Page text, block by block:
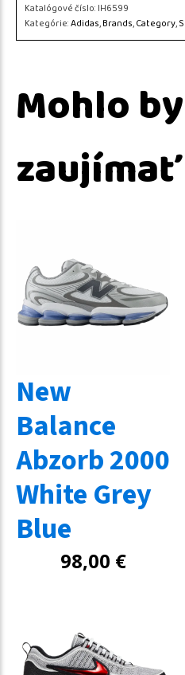
Katalógové číslo:IH6599
Kategórie:Adidas,Brands,Category,
Mohlo
zaujímať
New
Balance
Abzorb 2000
White Grey
Blue
98,00 €